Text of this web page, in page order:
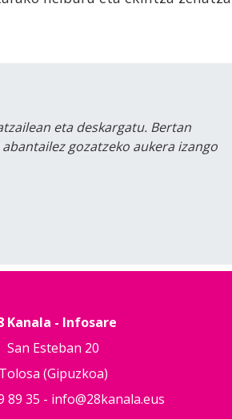
eta deskargatu. Bertan
gozatzeko aukera izango
Kanala - Infosare
San Esteban 20
Tolosa (Gipuzkoa)
89 35 - info@28kanala.eus